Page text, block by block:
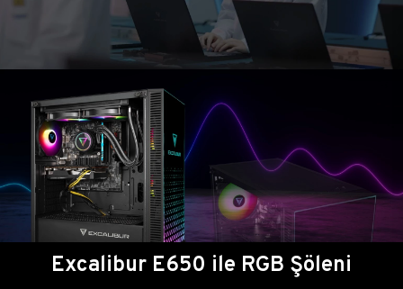
Excalibur E650 ile RGB Şöleni